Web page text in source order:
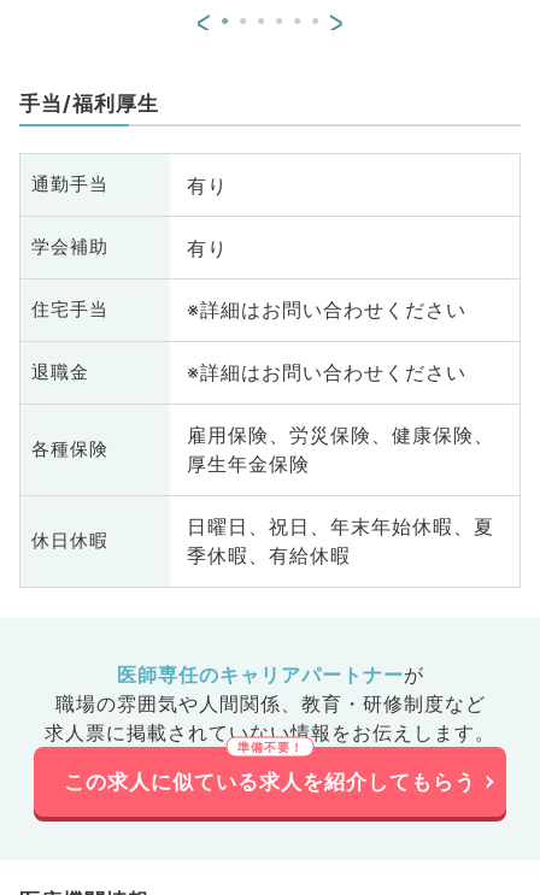
< >
手当/福利厚生
通勤手当 有り
学会補助 有り
住宅手当 ※詳細はお問い合わせください
退職金 ※詳細はお問い合わせください
各種保険
雇用保険、労災保険、健康保険、
厚生年金保険
休日休暇
日曜日、祝日、年末年始休暇、夏
季休暇、有給休暇
医師専任のキャリアパートナーが
職場の雰囲気や人間関係、 教育・研修制度など
求人票に掲載されていない情報をお伝えします。
この求人に似ている求人を紹介してもらう